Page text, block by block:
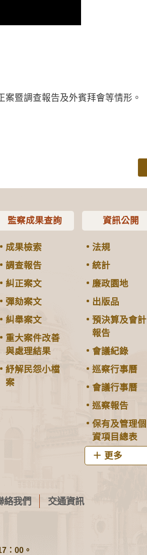
暨調查報告及外賓拜會等情形。
監察成果查詢
成果檢索
調查報告
糾正案文
彈劾案文
糾舉案文
重大案件改善
與處理結果
紓解民怨小檔
案
資訊公開
法規
統計
廉政園地
出版品
預決算及會計
報告
會議紀錄
巡察行事曆
會議行事曆
巡察報告
保有及管理個
資項目總表
更多
絡我們 交通資訊
：00。